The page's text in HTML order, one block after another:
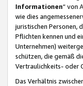
Informationen“ von
wie dies
juristischen Personen,
Pflichten kennen und
Unternehmen)
schützen, die gemäß
Vertraulichkeits- oder
Das Verhältnis